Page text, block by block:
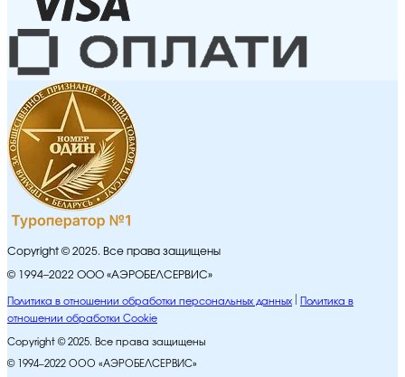
Copyright © 2025. Все права защищены
© 1994–2022 ООО «АЭРОБЕЛСЕРВИС»
Политика в отношении обработки персональных данных
Политика в
отношении обработки Cookie
Copyright © 2025. Все права защищены
© 1994–2022 ООО «АЭРОБЕЛСЕРВИС»